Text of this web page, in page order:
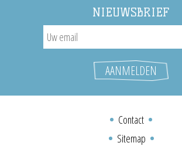
NIEUWSBRIEF
Contact
Sitemap